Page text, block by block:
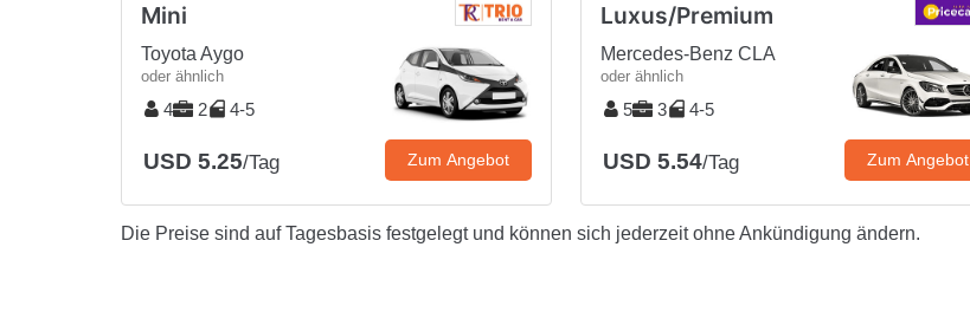
Mini
Toyota Aygo
oder ähnlich
4 2 4-5
USD 5.25/Tag Zum Angebot
Luxus/Premium
Mercedes-Benz CLA
oder ähnlich
5 3 4-5
USD 5.54/Tag Zum Angebot
Die Preise sind auf Tagesbasis festgelegt und können sich jederzeit ohne Ankündigung ändern.